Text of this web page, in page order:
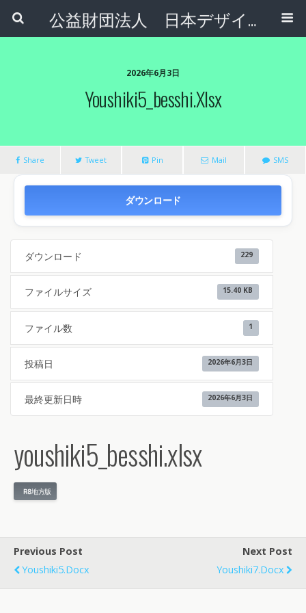
公益財団法人 日本デザインナンバー財団
2026年6月3日
Youshiki5_besshi.xlsx
Share Tweet Pin Mail SMS
ダウンロード
ダウンロード 229
ファイルサイズ 15.40 KB
ファイル数 1
投稿日 2026年6月3日
最終更新日時 2026年6月3日
youshiki5_besshi.xlsx
R8地方版
Previous Post
Youshiki5.docx
Next Post
Youshiki7.docx